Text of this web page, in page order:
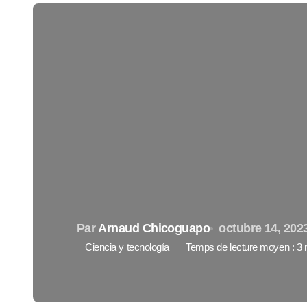
Par Arnaud Chicoguapo octubre 14,
Ciencia y tecnología Temps de lecture moyen : 3